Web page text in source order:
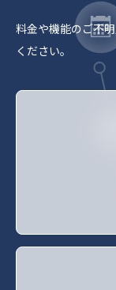
料金や機能のご不
ください。